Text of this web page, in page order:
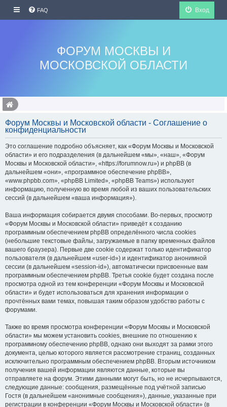
FAQ Вход
ФОРУМ МОСКВЫ И
МОСКОВСКОЙ ОБЛАСТИ
Форум Москвы и Московской области - Соглашение о
конфиденциальности
Это соглашение подробно объясняет, как «Форум Москвы и Московской
области» и его подразделения (в дальнейшем «мы», «наш», «Форум
Москвы и Московской области», «https://forumnow.ru») и phpBB (в
дальнейшем «они», «программное обеспечение phpBB»,
«www.phpbb.com», «phpBB Limited», «phpBB Teams») используют
информацию, полученную во время любой из ваших пользовательских
сессий (в дальнейшем «ваша информация»).
Ваша информация собирается двумя способами. Во-первых, просмотр
«Форум Москвы и Московской области» приведёт к созданию
программным обеспечением phpBB определённого числа cookies
(небольшие текстовые файлы, загружаемые в папку временных файлов
вашего браузера). Первые две cookie содержат только идентификатор
пользователя (в дальнейшем «user-id») и идентификатор анонимной
сессии (в дальнейшем «session-id»), автоматически присвоенные вам
программным обеспечением phpBB. Третья cookie будет создана после
просмотра одной из тем конференции «Форум Москвы и Московской
области» и будет использоваться для хранения информации о
прочтённых вами темах, повышая таким образом удобство работы с
форумами.
Также во время просмотра конференции «Форум Москвы и Московской
области» мы можем установить cookies, внешние по отношению к
программному обеспечению phpBB, однако они выходят за рамки этого
документа, целью которого является рассмотрение страниц, созданных
исключительно программным обеспечением phpBB. Вторым источником
получения вашей информации являются данные, которые вы
отправляете на форум. Этими данными могут быть, но не исчерпываются,
следующие данные: сообщения, размещённые под учётной записью
Гостя (в дальнейшем «анонимные сообщения»), данные, указанные при
регистрации в конференции «Форум Москвы и Московской области» (в